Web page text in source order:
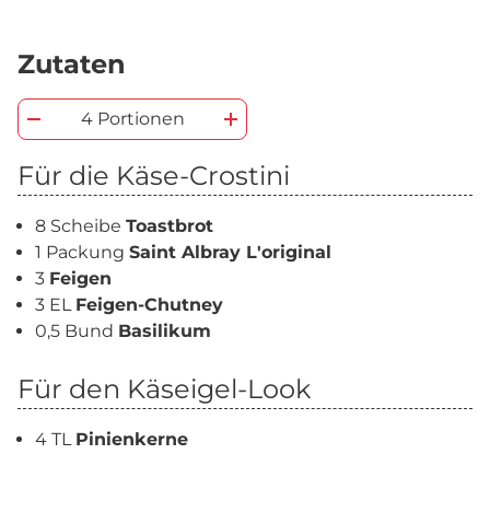
Zutaten
4 Portionen
Für die Käse-Crostini
8 Scheibe Toastbrot
1 Packung Saint Albray L'original
3 Feigen
3 EL Feigen-Chutney
0,5 Bund Basilikum
Für den Käseigel-Look
4 TL Pinienkerne